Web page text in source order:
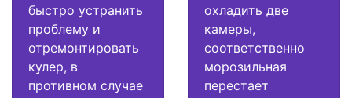
быстро устранить
проблему и
отремонтировать
кулер, в
противном случае
охладить две
камеры,
соответственно
морозильная
перестает